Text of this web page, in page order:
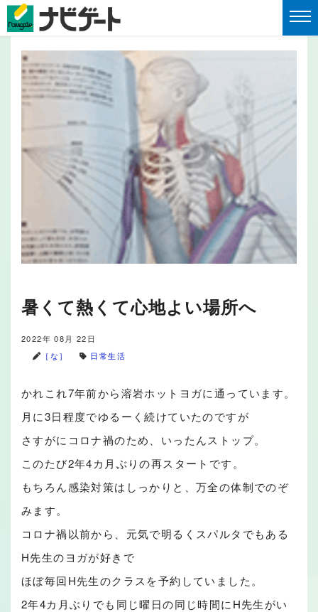
暑くて熱くて心地よい場所へ
2022年 08月 22日
［な］
日常生活
かれこれ7年前から溶岩ホットヨガに通っています。
月に3日程度でゆるーく続けていたのですが
さすがにコロナ禍のため、いったんストップ。
このたび2年4カ月ぶりの再スタートです。
もちろん感染対策はしっかりと、万全の体制でのぞ
みます。
コロナ禍以前から、元気で明るくスパルタでもある
H先生のヨガが好きで
ほぼ毎回H先生のクラスを予約していました。
2年4カ月ぶりでも同じ曜日の同じ時間にH先生がい